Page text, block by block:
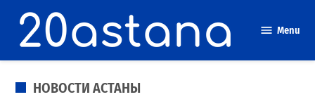
content
Menu
POSTED
НОВОСТИ АСТАНЫ